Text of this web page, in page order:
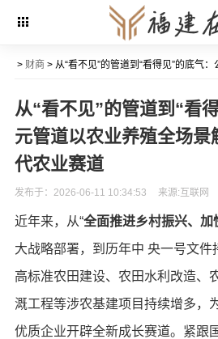
> 财商 > 从“看不见”的管道到“看得见”的底气：公元管道以农
从“看不见”的管道到“看
元管道以农业养殖全场景
代农业赛道
发布于：2026-06-11 10:34:53 来源:互联网
近年来，从“全面推进乡村振兴、加
大战略部署，到历年中 央一号文件
高标准农田建设、农田水利改造、
溉工程等涉农基建项目持续增多，
优质企业开辟全新成长赛道。紧跟